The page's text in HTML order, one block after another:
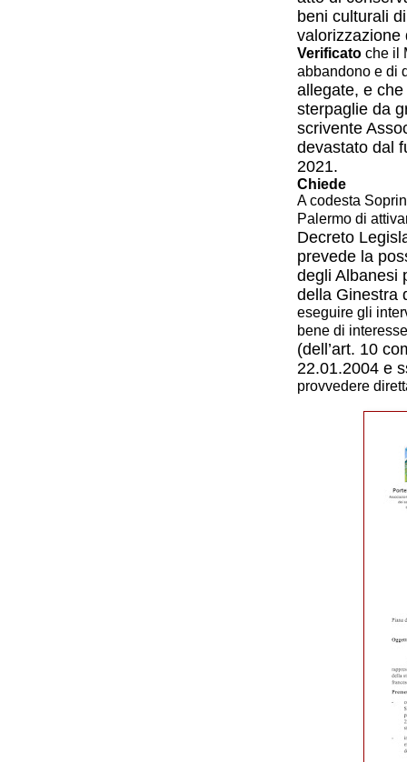
beni culturali
valorizzazione
Verificato che il
abbandono e di
allegate, e
sterpaglie da
scrivente
devastato dal
2021.
Chiede
A codesta
Palermo di
Decreto
prevede la
degli Albanesi
della Ginestra
eseguire gli
bene di
(dell’art. 10
22.01.2004 e
provvedere